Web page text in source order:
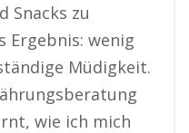
Snacks zu
Ergebnis: wenig
Müdigkeit.
wie ich mich